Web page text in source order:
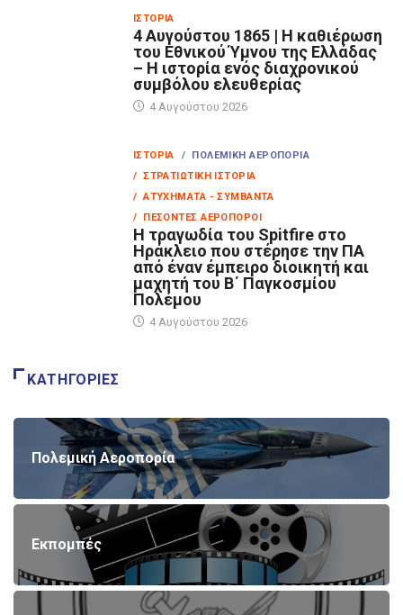
ΙΣΤΟΡΊΑ
4 Αυγούστου 1865 | Η καθιέρωση
του Εθνικού Ύμνου της Ελλάδας
– Η ιστορία ενός διαχρονικού
συμβόλου ελευθερίας
4 Αυγούστου 2026
ΙΣΤΟΡΊΑ
/ ΠΟΛΕΜΙΚΉ ΑΕΡΟΠΟΡΊΑ
/ ΣΤΡΑΤΙΩΤΙΚΉ ΙΣΤΟΡΊΑ
/ ΑΤΥΧΉΜΑΤΑ - ΣΥΜΒΆΝΤΑ
/ ΠΕΣΌΝΤΕΣ ΑΕΡΟΠΌΡΟΙ
Η τραγωδία του Spitfire στο
Ηράκλειο που στέρησε την ΠΑ
από έναν έμπειρο διοικητή και
μαχητή του Β΄ Παγκοσμίου
Πολέμου
4 Αυγούστου 2026
ΚΑΤΗΓΟΡΊΕΣ
Πολεμική Αεροπορία
Εκπομπές